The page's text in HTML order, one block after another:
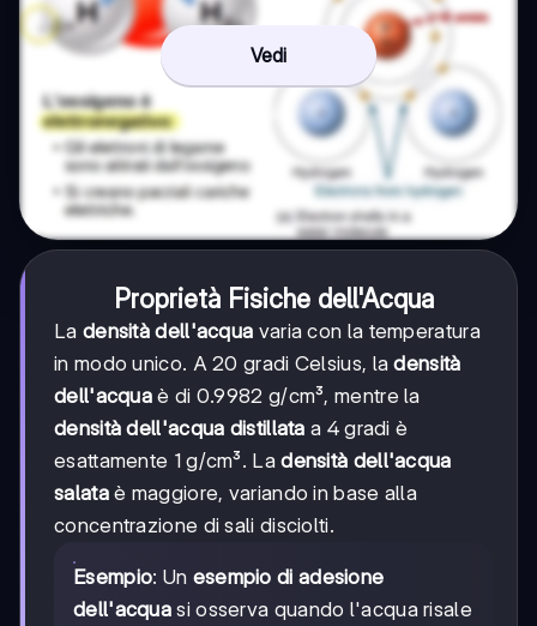
Vedi
Proprietà Fisiche dell'Acqua
La densità dell'acqua varia con la temperatura
in modo unico. A 20 gradi Celsius, ladensità
dell'acqua è di 0.9982 g/cm³, mentre la
densità dell'acqua distillata a 4 gradi è
esattamente 1 g/cm³. Ladensità dell'acqua
salataè maggiore, variando in base alla
concentrazione di sali disciolti.
Esempio: Un esempio di adesione
dell'acqua si osserva quando l'acqua risale